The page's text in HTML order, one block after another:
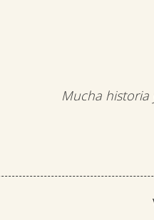
Mucha historia